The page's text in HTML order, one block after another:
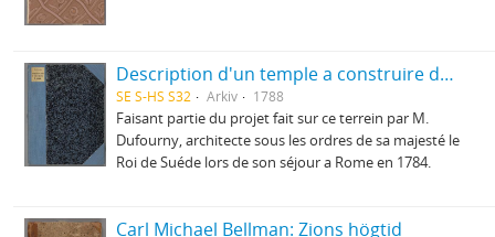
Description d'un temple a construire dans le Jardin d'Haga
SE S-HS S32 Arkiv 1788
Faisant partie du projet fait sur ce terrein par M.
Dufourny, architecte sous les ordres de sa majesté le
Roi de Suéde lors de son séjour a Rome en 1784.
Carl Michael Bellman: Zions högtid